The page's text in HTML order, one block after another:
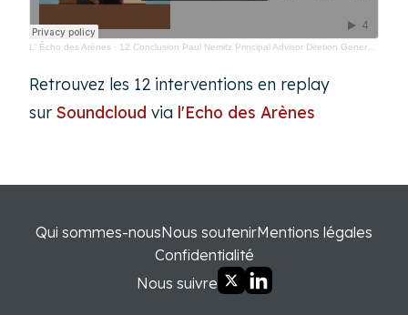
L' Écho des Arènes · 12 Conclusion Paul Nemitz Principal Advisor Diretion Generale Justice Commission Europeenne
Retrouvez les 12 interventions en replay
sur Soundcloud via l'Echo des Arènes
Qui sommes-nousNous soutenirMentions légales
Confidentialité
Nous suivre